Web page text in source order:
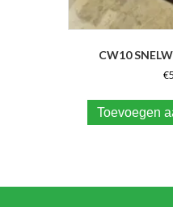
CW10
€
Toevoegen